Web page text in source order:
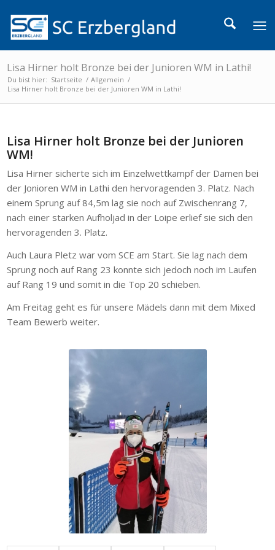
Lisa Hirner holt Bronze bei der Junioren WM in Lathi!
Du bist hier: Startseite / Allgemein /
Lisa Hirner holt Bronze bei der Junioren WM in Lathi!
Lisa Hirner holt Bronze bei der Junioren
WM!
Lisa Hirner sicherte sich im Einzelwettkampf der Damen bei
der Jonioren WM in Lathi den hervoragenden 3. Platz. Nach
einem Sprung auf 84,5m lag sie noch auf Zwischenrang 7,
nach einer starken Aufholjad in der Loipe erlief sie sich den
hervoragenden 3. Platz.
Auch Laura Pletz war vom SCE am Start. Sie lag nach dem
Sprung noch auf Rang 23 konnte sich jedoch noch im Laufen
auf Rang 19 und somit in die Top 20 schieben.
Am Freitag geht es für unsere Mädels dann mit dem Mixed
Team Bewerb weiter.